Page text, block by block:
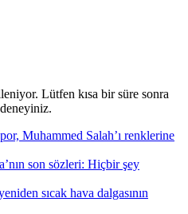
Lütfen kısa bir süre sonra
Muhammed Salah’ı renklerine
son sözleri: Hiçbir şey
sıcak hava dalgasının